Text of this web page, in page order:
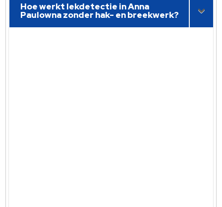
Hoe werkt lekdetectie in Anna
Paulowna zonder hak- en breekwerk?